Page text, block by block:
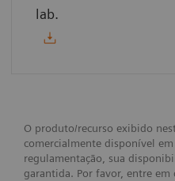
lab.
O produto/recurso exibido
comercialmente disponível
regulamentação, sua
garantida. Por favor, entre